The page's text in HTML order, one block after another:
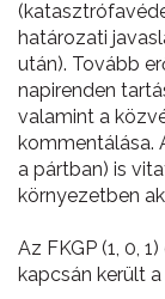
határozati
után). Tovább
napirenden
valamint a
kommentálása.
a pártban) is
környezetben
Az FKGP (1, 0,
kapcsán került a